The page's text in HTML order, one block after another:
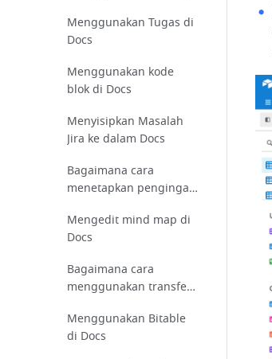
tertentu?
Menggunakan Tugas di
Docs
Menggunakan kode
blok di Docs
Menyisipkan Masalah
Jira ke dalam Docs
Bagaimana cara
menetapkan pengingat
Mengedit mind map di
Docs
Bagaimana cara
menggunakan transfer
Menggunakan Bitable
di Docs